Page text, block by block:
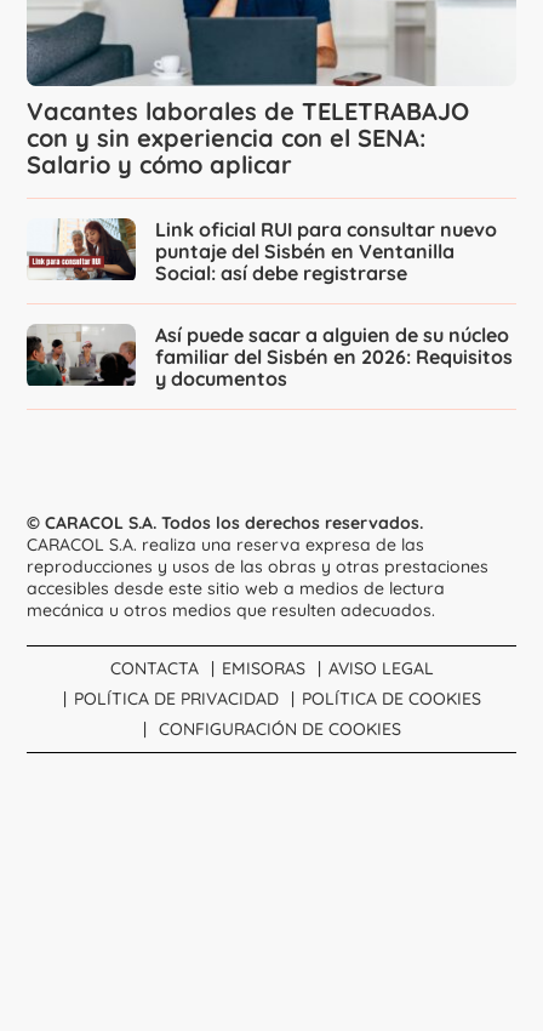
Vacantes laborales de TELETRABAJO
con y sin experiencia con el SENA:
Salario y cómo aplicar
Link oficial RUI para consultar nuevo
puntaje del Sisbén en Ventanilla
Social: así debe registrarse
Así puede sacar a alguien de su núcleo
familiar del Sisbén en 2026: Requisitos
y documentos
© CARACOL S.A. Todos los derechos reservados.
CARACOL S.A. realiza una reserva expresa de las
reproducciones y usos de las obras y otras prestaciones
accesibles desde este sitio web a medios de lectura
mecánica u otros medios que resulten adecuados.
CONTACTA EMISORAS
AVISO LEGAL
POLÍTICA DE PRIVACIDAD
POLÍTICA DE COOKIES
CONFIGURACIÓN DE COOKIES